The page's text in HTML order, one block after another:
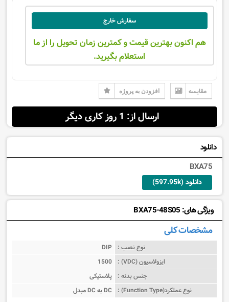
سفارش خارج
هم اکنون بهترین قیمت و کمترین زمان تحویل را از ما
استعلام بگیرید.
مقایسه افزودن به پروژه
ارسال از: 1 روز کاری دیگر
دانلود
BXA75
دانلود (597.95k)
ویژگی های: BXA75-48S05
مشخصات کلی
نوع نصب : DIP
ایزولاسیون (VDC) :
1500
جنس بدنه : پلاستیکی
نوع عملکرد(Function Type) :
مبدل DC به DC